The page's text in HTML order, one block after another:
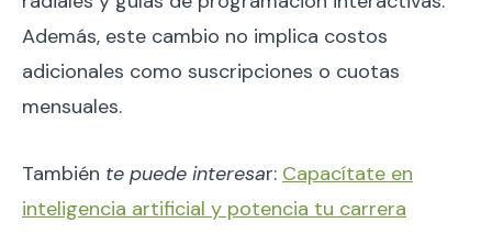
Además, este cambio no implica costos
adicionales como suscripciones o cuotas
mensuales.
También te puede interesar: Capacítate en
inteligencia artificial y potencia tu carrera